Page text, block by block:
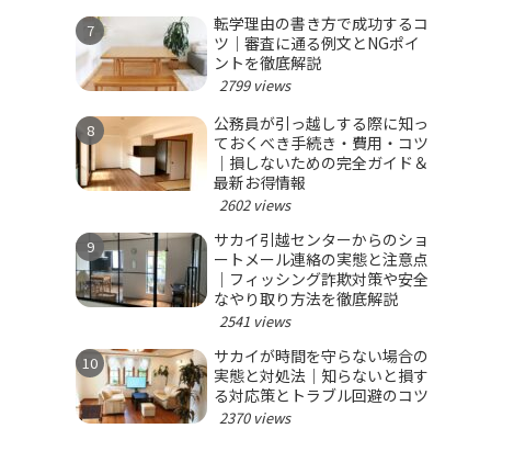
転学理由の書き方で成功するコ
ツ｜審査に通る例文とNGポイ
ントを徹底解説
2799 views
公務員が引っ越しする際に知っ
ておくべき手続き・費用・コツ
｜損しないための完全ガイド＆
最新お得情報
2602 views
サカイ引越センターからのショ
ートメール連絡の実態と注意点
｜フィッシング詐欺対策や安全
なやり取り方法を徹底解説
2541 views
サカイが時間を守らない場合の
実態と対処法｜知らないと損す
る対応策とトラブル回避のコツ
2370 views